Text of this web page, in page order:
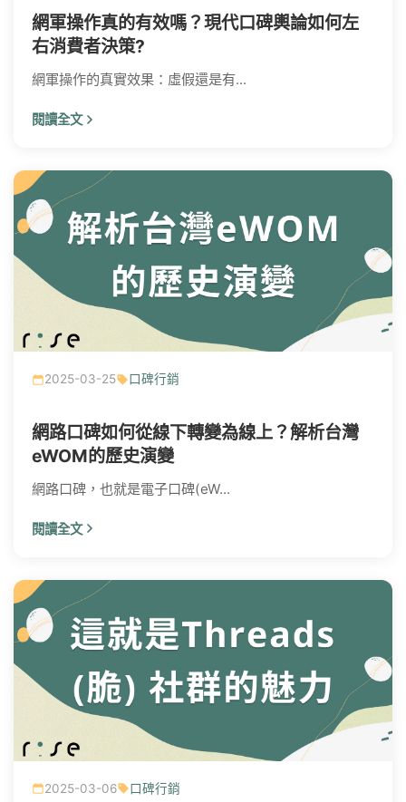
網軍操作真的有效嗎？現代口碑輿論如何左
右消費者決策?
網軍操作的真實效果：虛假還是有...
閱讀全文
2025-03-25 口碑行銷
網路口碑如何從線下轉變為線上？解析台灣
eWOM的歷史演變
網路口碑，也就是電子口碑(eW...
閱讀全文
2025-03-06 口碑行銷